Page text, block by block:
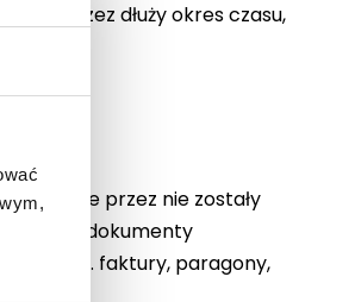
przez dłuży okres czasu,
jakie przez nie zostały
również dokumenty
nimi np. faktury, paragony,